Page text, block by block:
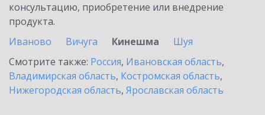
консультацию, приобретение или внедрение
продукта.
Иваново
Вичуга Кинешма
Шуя
Смотрите также: Россия, Ивановская область,
Владимирская область, Костромская область,
Нижегородская область, Ярославская область